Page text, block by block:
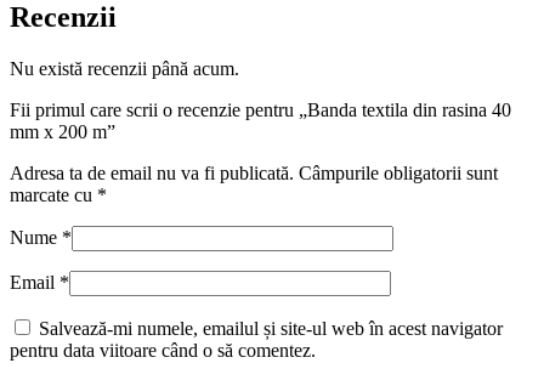
Recenzii
Nu există recenzii până acum.
Fii primul care scrii o recenzie pentru „Banda textila din rasina 40
mm x 200 m”
Adresa ta de email nu va fi publicată. Câmpurile obligatorii sunt
marcate cu *
Nume *
Email *
Salvează-mi numele, emailul și site-ul web în acest navigator
pentru data viitoare când o să comentez.